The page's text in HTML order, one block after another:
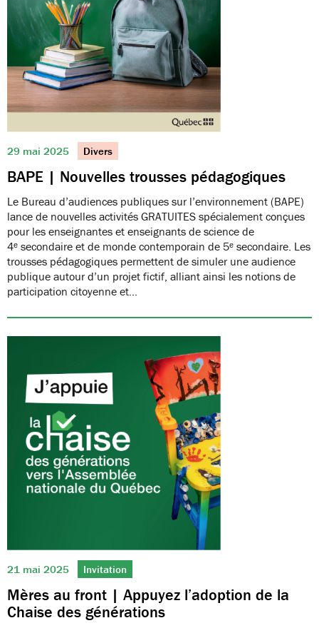
29 mai 2025 Divers
BAPE | Nouvelles trousses pédagogiques
Le Bureau d’audiences publiques sur l’environnement (BAPE)
lance de nouvelles activités GRATUITES spécialement conçues
pour les enseignantes et enseignants de science de
4ᵉ secondaire et de monde contemporain de 5ᵉ secondaire. Les
trousses pédagogiques permettent de simuler une audience
publique autour d’un projet fictif, alliant ainsi les notions de
participation citoyenne et…
21 mai 2025 Invitation
Mères au front | Appuyez l’adoption de la
Chaise des générations